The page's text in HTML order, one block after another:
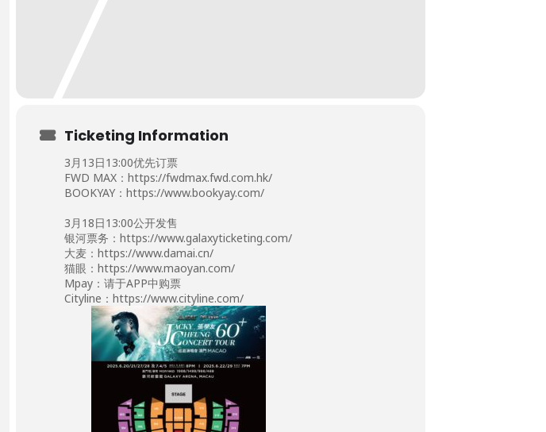
Ticketing Information
3月13日13:00优先订票
FWD MAX：https://fwdmax.fwd.com.hk/
BOOKYAY：https://www.bookyay.com/
3月18日13:00公开发售
银河票务： https://www.galaxyticketing.com/
大麦：https://www.damai.cn/
猫眼：https://www.maoyan.com/
Mpay：请于APP中购票
Cityline：https://www.cityline.com/